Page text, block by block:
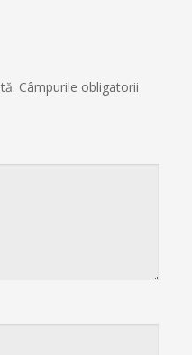
Câmpurile obligatorii